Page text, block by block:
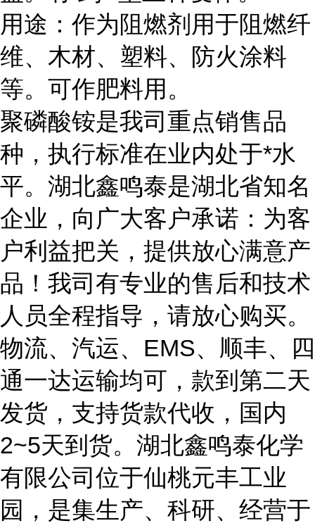
用途：作为阻燃剂用于阻燃纤
维、木材、塑料、防火涂料
等。可作肥料用。
聚磷酸铵是我司重点销售品
种，执行标准在业内处于*水
平。湖北鑫鸣泰是湖北省知名
企业，向广大客户承诺：为客
户利益把关，提供放心满意产
品！我司有专业的售后和技术
人员全程指导，请放心购买。
物流、汽运、EMS、顺丰、四
通一达运输均可，款到第二天
发货，支持货款代收，国内
2~5天到货。湖北鑫鸣泰化学
有限公司位于仙桃元丰工业
园，是集生产、科研、经营于